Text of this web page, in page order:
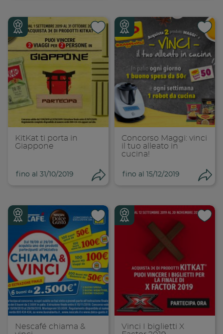
Condividi su
Copia link
KitKat ti porta in
Giappone
fino al 31/10/2019
Condividi su
Copia link
Concorso Maggi: vinci
il tuo alleato in
cucina!
fino al 15/12/2019
Nescafé chiama &
Vinci I biglietti X